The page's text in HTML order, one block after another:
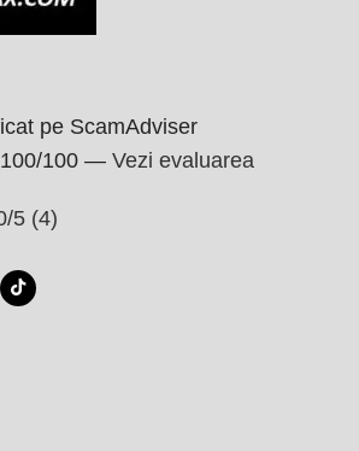
pe ScamAdviser
100/100 — Vezi evaluarea
5 (4)